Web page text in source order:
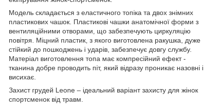
Модель складається з еластичного топіка та двох знімних
пластикових чашок. Пластикові чашки анатомічної форми з
вентиляційними отворами, що забезпечують циркуляцію
повітря. Міцний пластик, з якого виготовлена ракушка, дуже
стійкий до пошкоджень і ударів, забезпечує довгу службу.
Матеріал виготовлення топа має компресійний ефект -
тканина добре проводить піт, який відразу проникає назовні і
висихає.
Захист грудей Leone – ідеальний варіант захисту для жінок
спортсменок від травм.